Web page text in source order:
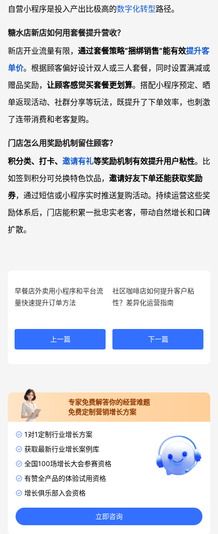
自营小程序是投入产出比极高的数字化转型路径。
糖水店新店如何用套餐提升营收？
新店开业流量有限， 通过套餐策略“捆绑销售”能有效提升客
单价。根据顾客偏好设计双人或三人套餐，同时设置满减或
赠品奖励， 让顾客感觉买套餐更划算。搭配小程序预定、晒
单返现活动、社群分享等玩法，既提升了下单效率，也刺激
了连带消费和老客复购。
门店怎么用奖励机制留住顾客？
积分类、打卡、 邀请有礼等奖励机制有效提升用户粘性。比
如签到积分可兑换特色饮品， 邀请好友下单还能获取奖励
券，通过短信或小程序实时推送复购活动。持续运营这些奖
励体系后，门店能积累一批忠实老客，带动自然增长和口碑
扩散。
早餐店外卖用小程序和平台流
量快速提升订单方法
上一篇
社区咖啡店如何提升客户粘
性？差异化运营指南
下一篇
专家免费解答你的经营难题
免费定制营销增长方案
1对1定制行业增长方案
获取最新行业增长案例库
全国100场增长大会参赛资格
有赞全产品的体验试用资格
增长俱乐部入会资格
立即咨询